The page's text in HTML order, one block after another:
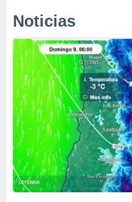
Noticias